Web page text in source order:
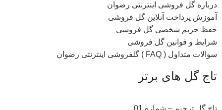
درباره گل فروشی اینترنتی رضوان
آموزش پرداخت آنلاین گل فروشی
حفظ حریم شخصی گل فروشی
شرایط و قوانین گل فروشی
سوالات متداول ( FAQ ) گلفروشی اینترنتی رضوان
تاج گل های برتر
تاج گل ترحیم – شماره 01